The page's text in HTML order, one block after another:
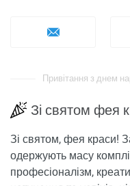
Привітання з днем
Зі святом фея
Зі святом, фея краси!
одержують масу
професіоналізм,